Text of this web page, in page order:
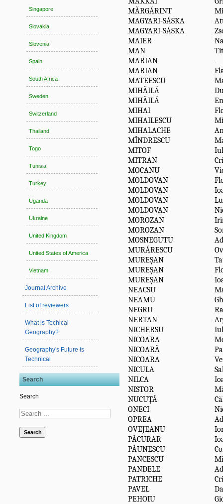
Singapore
Slovakia
Slovenia
Spain
South Africa
Sweden
Switzerland
Thailand
Togo
Tunisia
Turkey
Uganda
Ukraine
United Kingdom
United States of America
Vietnam
Journal Archive
List of reviewers
What is Techical
Geography?
Geography's Future is
Technical
Search
Search
Search
MĂRGĂRINT
MAGYARI-SÁSKA
MAGYARI-SÁSKA
MAIER
MAN
MARIAN
-
MARIAN
MATEESCU
MIHĂILĂ
MIHĂILĂ
MIHAI
MIHAILESCU
MIHALACHE
MÎNDRESCU
MITOF
MITRAN
MOCANU
MOLDOVAN
MOLDOVAN
MOLDOVAN
MOLDOVAN
MOROZAN
MOROZAN
MOSNEGUTU
MURĂRESCU
MUREȘAN
MUREȘAN
MUREȘAN
NEACSU
NEAMU
NEGRU
NERTAN
NICHERSU
NICOARA
NICOARĂ
NICOARA
NICULA
NILCA
NISTOR
NUCUȚĂ
ONECI
OPREA
OVEJEANU
PĂCURAR
PĂUNESCU
PANCESCU
PANDELE
PATRICHE
PAVEL
PEHOIU